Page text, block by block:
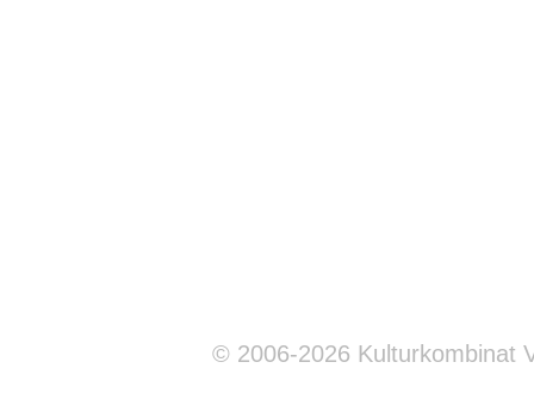
© 2006-2026